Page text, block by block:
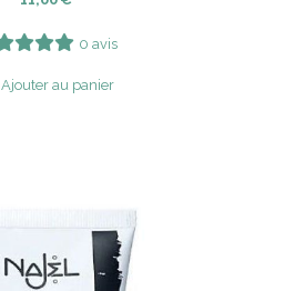
0 avis
Ajouter au panier